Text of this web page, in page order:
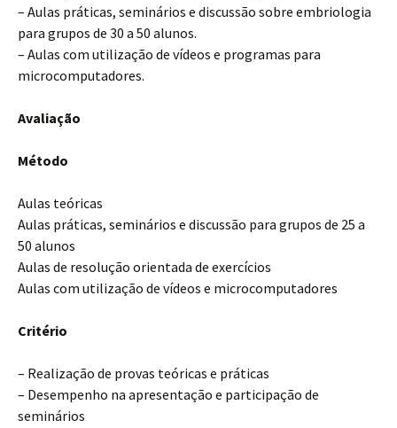
– Aulas práticas, seminários e discussão sobre embriologia
para grupos de 30 a 50 alunos.
– Aulas com utilização de vídeos e programas para
microcomputadores.
Avaliação
Método
Aulas teóricas
Aulas práticas, seminários e discussão para grupos de 25 a
50 alunos
Aulas de resolução orientada de exercícios
Aulas com utilização de vídeos e microcomputadores
Critério
– Realização de provas teóricas e práticas
– Desempenho na apresentação e participação de
seminários